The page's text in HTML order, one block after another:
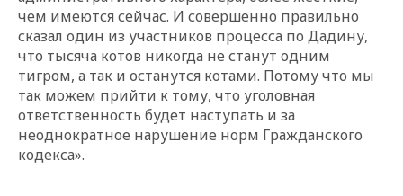
чем имеются сейчас. И совершенно правильно
сказал один из участников процесса по Дадину,
что тысяча котов никогда не станут одним
тигром, а так и останутся котами. Потому что мы
так можем прийти к тому, что уголовная
ответственность будет наступать и за
неоднократное нарушение норм Гражданского
кодекса».